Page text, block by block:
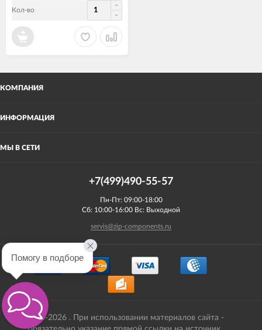
Кол-во
КОМПАНИЯ
ИНФОРМАЦИЯ
МЫ В СЕТИ
+7(499)490-55-57
Пн-Пт: 09:00-18:00
Сб: 10:00-16:00 Вс: Выходной
servis@zip-components.ru
2008-2026 . При использовании материалов сайта -
Помогу в подборе